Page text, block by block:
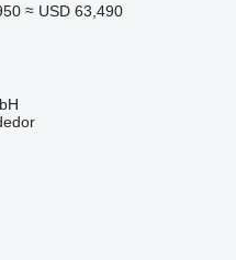
≈ USD 63,490